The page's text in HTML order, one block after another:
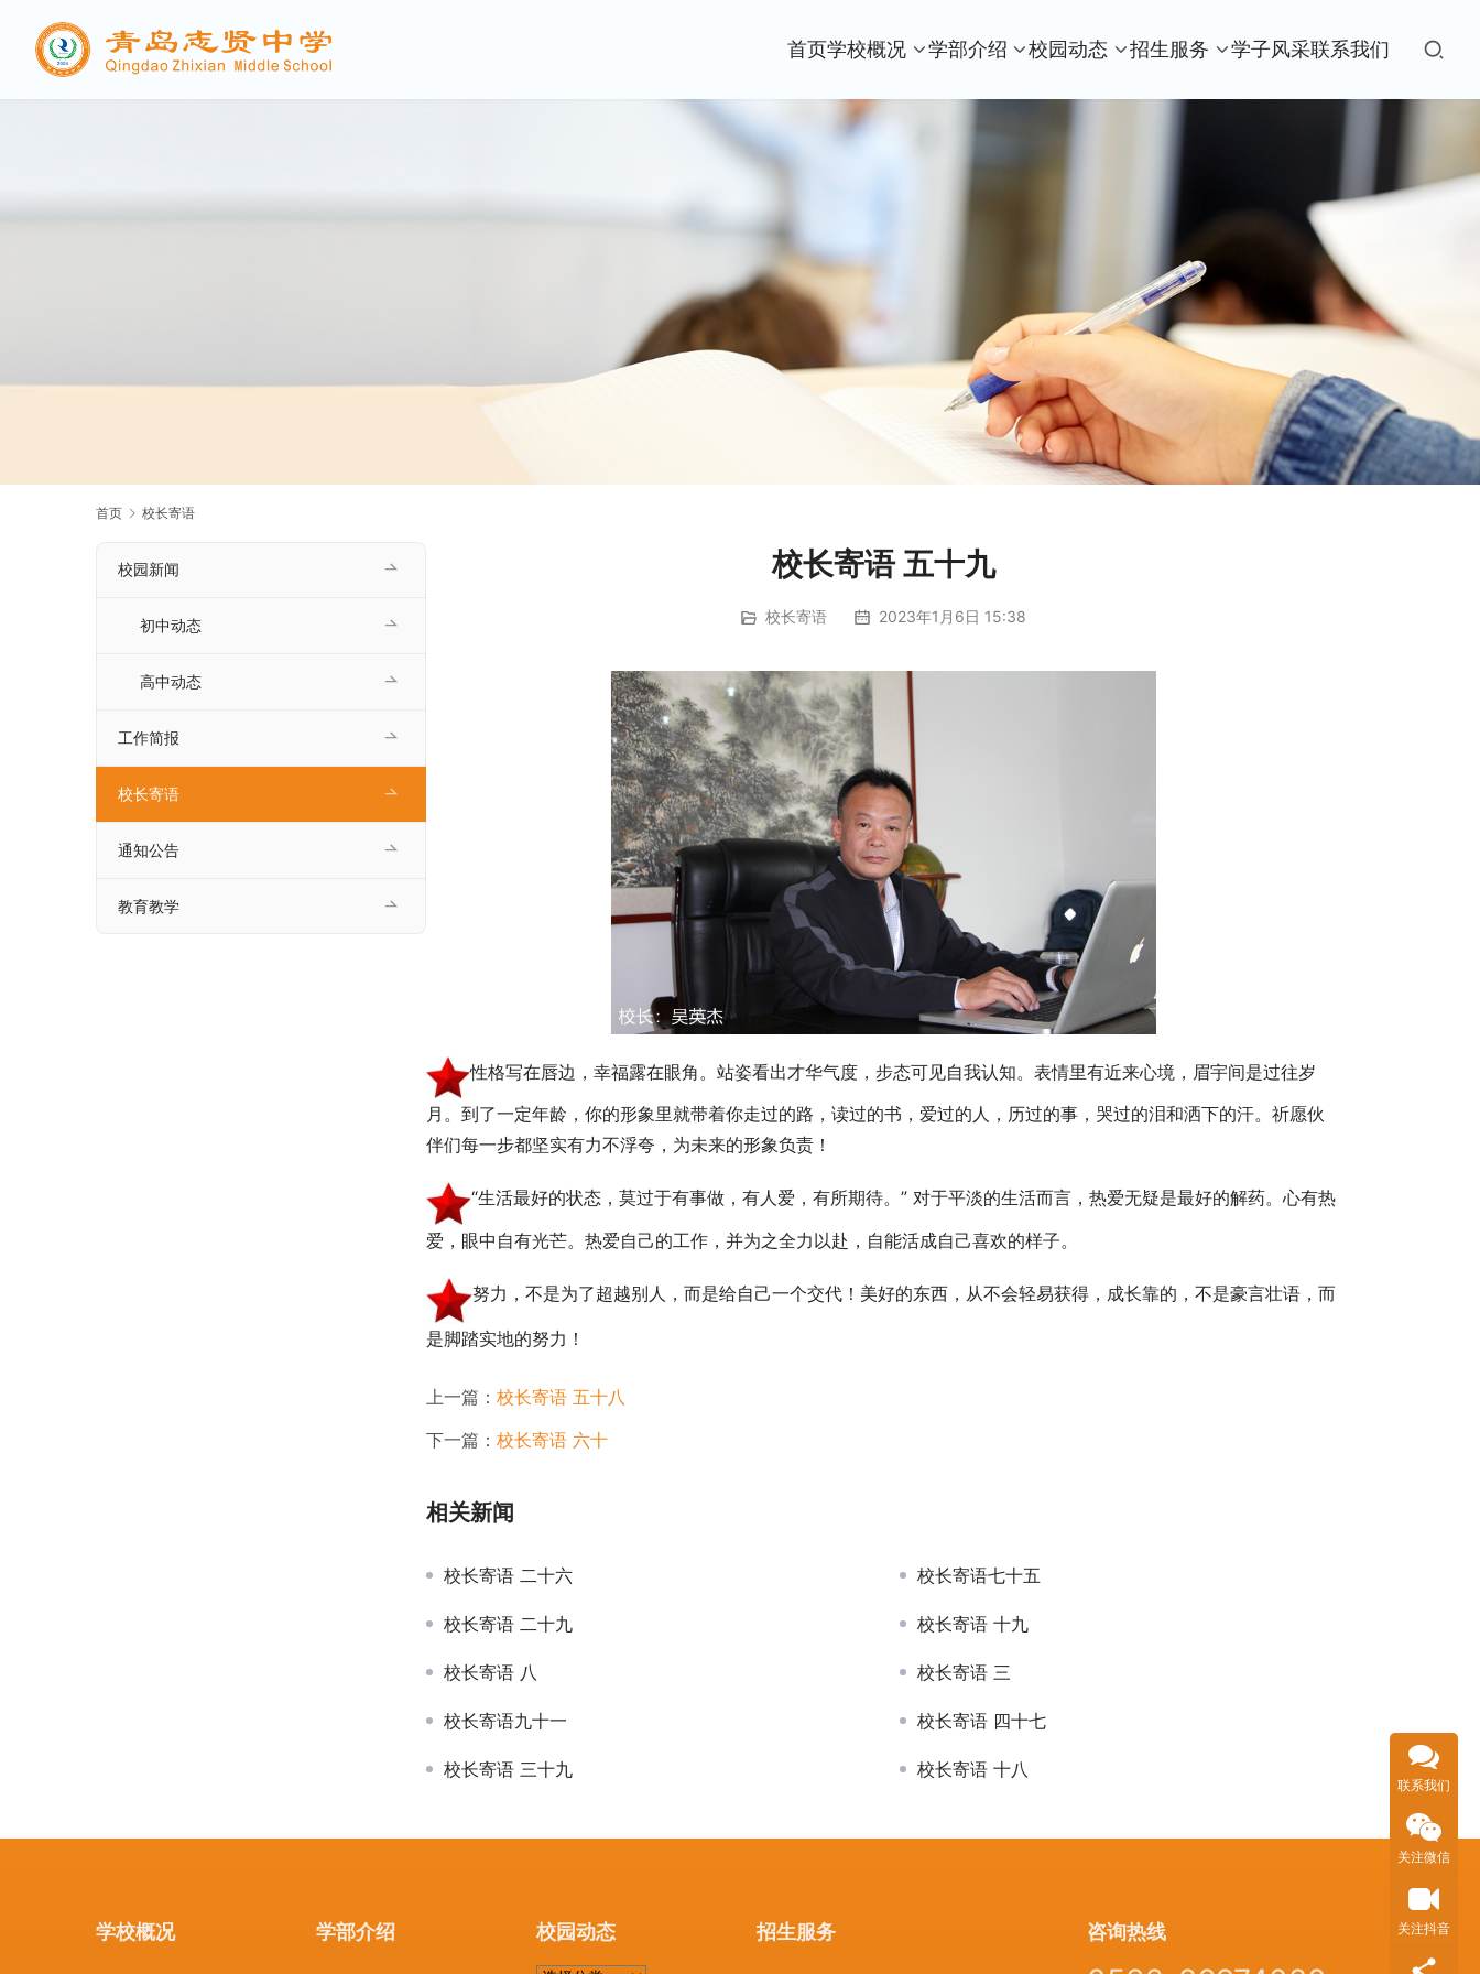
首页学校概况 学部介绍 校园动态 招生服务 学子风采联系我们
首页 校长寄语
校长寄语 五十九
校长寄语 2023年1月6日 15:38
性格写在唇边，幸福露在眼角。站姿看出才华气度，步态可见自我认知。表情里有近来心境，眉宇间是过往岁
月。到了一定年龄，你的形象里就带着你走过的路，读过的书，爱过的人，历过的事，哭过的泪和洒下的汗。祈愿伙
伴们每一步都坚实有力不浮夸，为未来的形象负责！
“生活最好的状态，莫过于有事做，有人爱，有所期待。” 对于平淡的生活而言，热爱无疑是最好的解药。心有热
爱，眼中自有光芒。热爱自己的工作，并为之全力以赴，自能活成自己喜欢的样子。
努力，不是为了超越别人，而是给自己一个交代！美好的东西，从不会轻易获得，成长靠的，不是豪言壮语，而
是脚踏实地的努力！
上一篇： 校长寄语 五十八
下一篇： 校长寄语 六十
相关新闻
校长寄语 二十六 校长寄语七十五
校长寄语 二十九 校长寄语 十九
校长寄语 八 校长寄语 三
校长寄语九十一 校长寄语 四十七
校长寄语 三十九 校长寄语 十八
校园新闻
初中动态
高中动态
工作简报
校长寄语
通知公告
教育教学
学校概况 学部介绍 校园动态 招生服务 咨询热线
联系我们
关注微信
关注抖音